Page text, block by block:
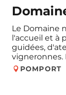
Le Domaine
l'accueil et à
guidées,
vigneronnes.
POMPORT